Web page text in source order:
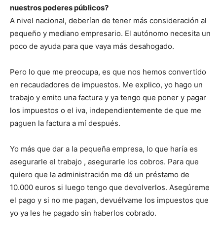
nuestros poderes públicos?
A nivel nacional, deberían de tener más consideración al
pequeño y mediano empresario. El autónomo necesita un
poco de ayuda para que vaya más desahogado.
Pero lo que me preocupa, es que nos hemos convertido
en recaudadores de impuestos. Me explico, yo hago un
trabajo y emito una factura y ya tengo que poner y pagar
los impuestos o el iva, independientemente de que me
paguen la factura a mí después.
Yo más que dar a la pequeña empresa, lo que haría es
asegurarle el trabajo , asegurarle los cobros. Para que
quiero que la administración me dé un préstamo de
10.000 euros si luego tengo que devolverlos. Asegúreme
el pago y si no me pagan, devuélvame los impuestos que
yo ya les he pagado sin haberlos cobrado.